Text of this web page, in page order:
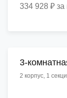
334 928 ₽ за
3-
2 корпус, 1